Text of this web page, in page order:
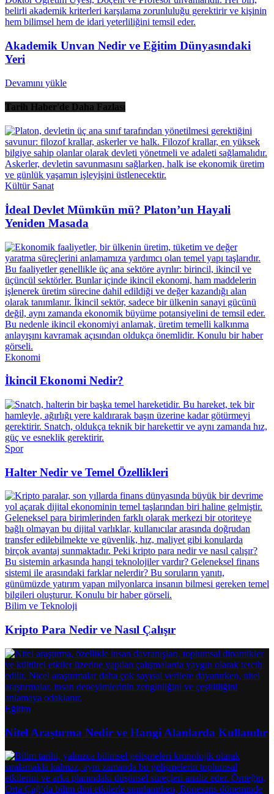
Akademik Unvan Nedir ve Eğitim Dünyasındaki
Yeri
Devamını yükle
Tarih Haber'de Daha Fazlası
Kültür Sanat
İdeal Devlet Mümkün mü? Platon’un Hayali
Yeniden Masada
Ekonomi
İkincil Ekonomi Nedir?
Spor
Halter Nedir ve Temel Özellikleri
Bilim ve Teknoloji
Kripto Para Nedir ve Nasıl Çalışır
Eğitim
Nitel Araştırma Nedir ve Hangi Alanlarda Kullanılır